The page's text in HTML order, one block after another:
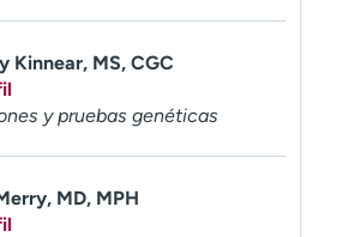
Kinnear, MS, CGC
y pruebas genéticas
MD, MPH